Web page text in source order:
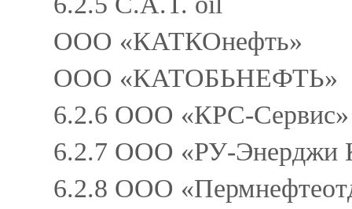
ООО «КАТКОнефть»
ООО «КАТОБЬНЕФТЬ»
6.2.6 ООО «КРС-
6.2.7 ООО «РУ-Энерджи
6.2.8 ООО